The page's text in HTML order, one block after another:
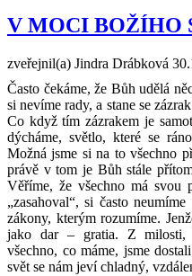
V MOCI BOŽÍHO
zveřejnil(a) Jindra Drábková
Často čekáme, že Bůh udělá
si nevíme rady, a stane se
Co když tím zázrakem je
dýcháme, světlo, které se
Možná jsme si na to všechno
právě v tom je Bůh stále
Věříme, že všechno má svou
„zasahoval“, si často
zákony, kterým rozumíme.
jako dar – gratia. Z milosti,
všechno, co máme, jsme
svět se nám jeví chladný,